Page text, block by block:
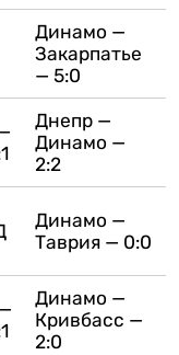
Динамо —
Закарпатье
— 5:0
Днепр —
Динамо —
2:2
Динамо —
Таврия — 0:0
Динамо —
Кривбасс —
2:0